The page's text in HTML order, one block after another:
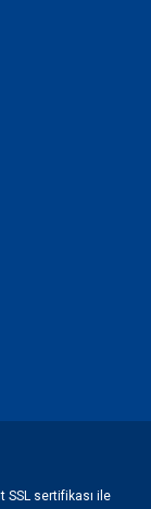
SSL sertifikası ile